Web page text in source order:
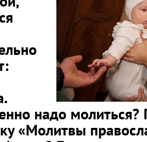
надо молиться?
«Молитвы